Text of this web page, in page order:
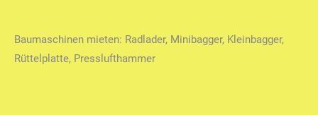
Baumaschinen mieten: Radlader, Minibagger, Kleinbagger,
Rüttelplatte, Presslufthammer